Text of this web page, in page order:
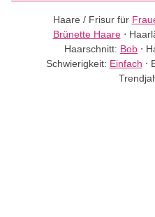
Haare / Frisur für
Brünette Haare⋅
Haarschnitt: Bob ⋅
Schwierigkeit: Einfach ⋅